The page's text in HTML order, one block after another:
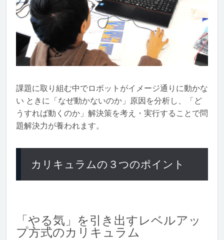
課題に取り組む中でロボットがイメージ通りに動かな
い ときに「なぜ動かないのか」原因を分析し、「ど
うすれば動くのか」解決策を考え・実行することで問
題解決力が養われます。
カリキュラムの３つのポイント
「やる気」を引き出すレベルアッ
プ方式のカリキュラム